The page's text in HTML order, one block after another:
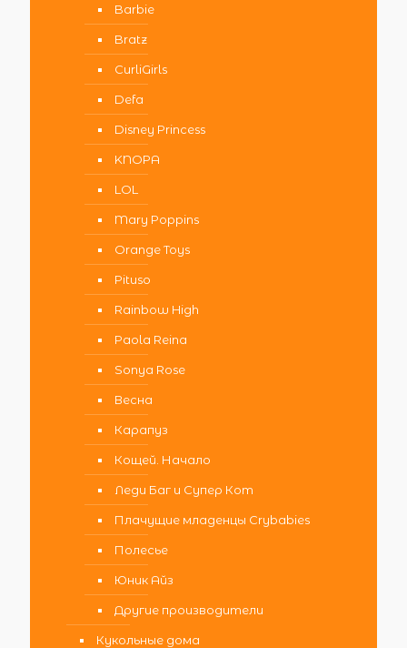
Barbie
Bratz
CurliGirls
Defa
Disney Princess
KNOPA
LOL
Mary Poppins
Orange Toys
Pituso
Rainbow High
Paola Reina
Sonya Rose
Весна
Карапуз
Кощей. Начало
Леди Баг и Супер Кот
Плачущие младенцы Crybabies
Полесье
Юник Айз
Другие производители
Кукольные дома